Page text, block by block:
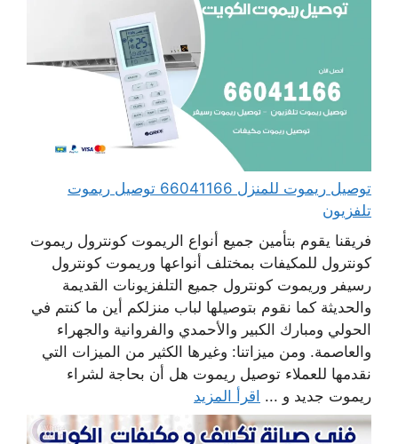
توصيل ريموت للمنزل 66041166 توصيل ريموت
تلفزيون
فريقنا يقوم بتأمين جميع أنواع الريموت كونترول ريموت
كونترول للمكيفات بمختلف أنواعها وريموت كونترول
رسيفر وريموت كونترول جميع التلفزيونات القديمة
والحديثة كما نقوم بتوصيلها لباب منزلكم أين ما كنتم في
الحولي ومبارك الكبير والأحمدي والفروانية والجهراء
والعاصمة. ومن ميزاتنا: وغيرها الكثير من الميزات التي
نقدمها للعملاء توصيل ريموت هل أن بحاجة لشراء
ريموت جديد و ... اقرأ المزيد